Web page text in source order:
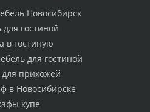
Новосибирск
гостиной
в гостиную
для гостиной
прихожей
в Новосибирске
купе